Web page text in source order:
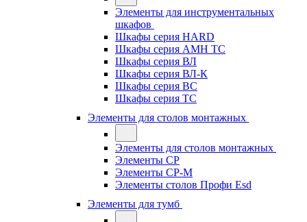
Элементы для инструментальных
шкафов
Шкафы серия HARD
Шкафы серия АМН ТС
Шкафы серия ВЛ
Шкафы серия ВЛ-К
Шкафы серия ВС
Шкафы серия ТС
Элементы для столов монтажных
Элементы для столов монтажных
Элементы СР
Элементы СР-М
Элементы столов Профи Esd
Элементы для тумб